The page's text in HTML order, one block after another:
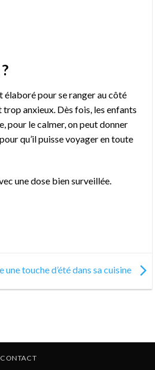
élaboré pour se ranger au côté
anxieux. Dès fois, les enfants
pour le calmer, on peut donner
qu’il puisse voyager en toute
une dose bien surveillée.
touche d’été dans sa cuisine
CONTACT